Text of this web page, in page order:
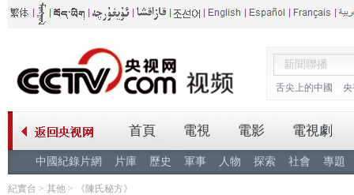
舌尖上的中國
首頁 電視 電影 電視劇
中國紀錄片網 片庫 歷史 軍事 人物 探索 社會 專題
紀實台 > 其他 > 《陳氏秘方》